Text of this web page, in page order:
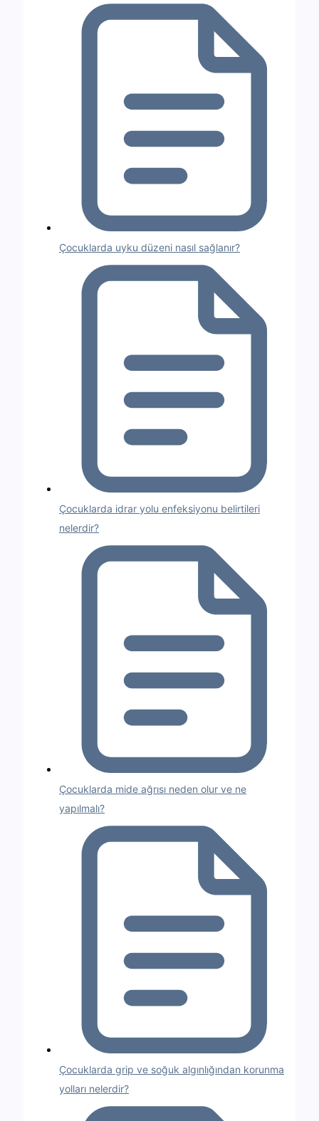
Çocuklarda uyku düzeni nasıl sağlanır?
Çocuklarda idrar yolu enfeksiyonu belirtileri
nelerdir?
Çocuklarda mide ağrısı neden olur ve ne
yapılmalı?
Çocuklarda grip ve soğuk algınlığından korunma
yolları nelerdir?